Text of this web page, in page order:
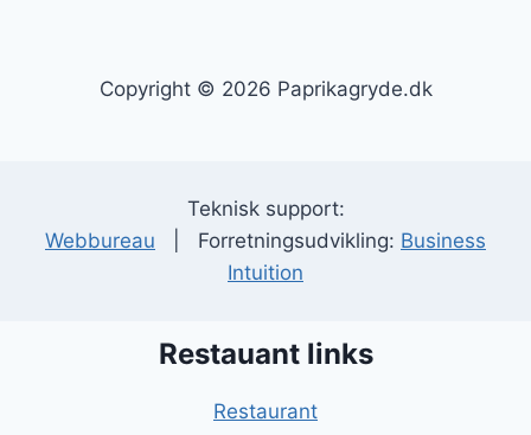
Copyright © 2026 Paprikagryde.dk
Teknisk support:
Webbureau | Forretningsudvikling: Business
Intuition
Restauant links
Restaurant